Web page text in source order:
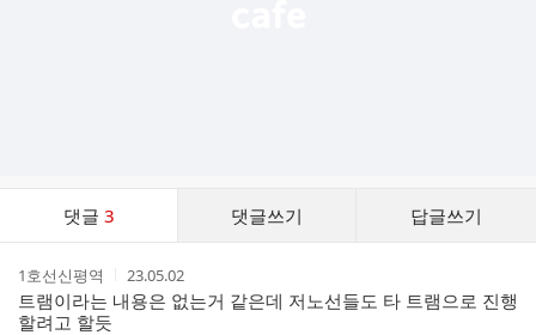
댓글 3 댓글쓰기 답글쓰기
작
성
자
1호선신평역
작
성
시
23.05.02
트램이라는 내용은 없는거 같은데 저노선들도 타 트램으로 진행
할려고 할듯